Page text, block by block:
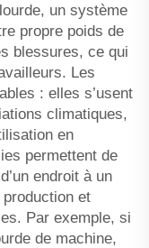
un système
propre poids de
blessures, ce qui
Les
: elles s’usent
climatiques,
en
permettent de
endroit à un
et
Par exemple, si
de machine,